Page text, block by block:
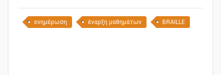
ενημέρωση έναρξη μαθημάτων BRAILLE